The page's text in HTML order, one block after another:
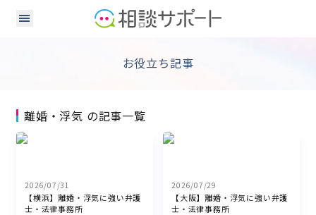
お役立ち記事
離婚・浮気 の記事一覧
2026/07/31
【横浜】離婚・浮気に強い弁護
士・法律事務所
2026/07/29
【大阪】離婚・浮気に強い弁護
士・法律事務所